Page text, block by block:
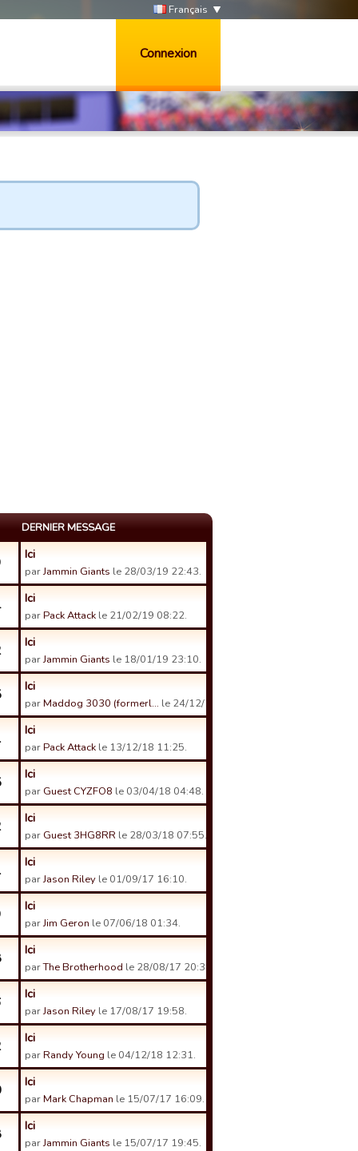
Français
Connexion
DERNIER MESSAGE
Ici
parJammin Giants le 28/03/19 22:43.
Ici
parPack Attack le 21/02/19 08:22.
Ici
parJammin Giants le 18/01/19 23:10.
Ici
parMaddog 3030 (formerl… le 24/12/18 15:24.
Ici
parPack Attack le 13/12/18 11:25.
Ici
par Guest CYZFO8 le 03/04/18 04:48.
Ici
par Guest 3HG8RR le 28/03/18 07:55.
Ici
parJason Riley le 01/09/17 16:10.
Ici
parJim Geron le 07/06/18 01:34.
Ici
parThe Brotherhood le 28/08/17 20:38.
Ici
parJason Riley le 17/08/17 19:58.
Ici
parRandy Young le 04/12/18 12:31.
Ici
parMark Chapman le 15/07/17 16:09.
Ici
parJammin Giants le 15/07/17 19:45.